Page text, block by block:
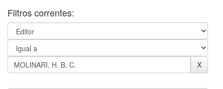
Filtros correntes: